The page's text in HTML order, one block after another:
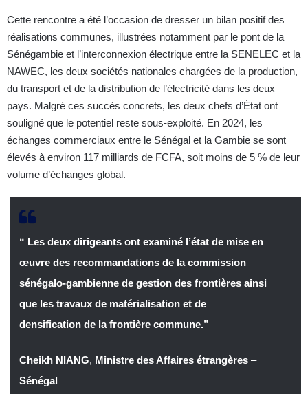
Cette rencontre a été l’occasion de dresser un bilan positif des
réalisations communes, illustrées notamment par le pont de la
Sénégambie et l’interconnexion électrique entre la SENELEC et la
NAWEC, les deux sociétés nationales chargées de la production,
du transport et de la distribution de l’électricité dans les deux
pays. Malgré ces succès concrets, les deux chefs d’État ont
souligné que le potentiel reste sous-exploité. En 2024, les
échanges commerciaux entre le Sénégal et la Gambie se sont
élevés à environ 117 milliards de FCFA, soit moins de 5 % de leur
volume d’échanges global.
“ Les deux dirigeants ont examiné l’état de mise en
œuvre des recommandations de la commission
sénégalo-gambienne de gestion des frontières ainsi
que les travaux de matérialisation et de
densification de la frontière commune.”
Cheikh NIANG, Ministre des Affaires étrangères–
Sénégal